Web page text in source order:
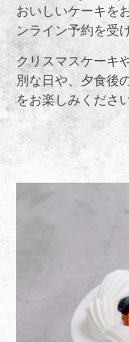
おいしいケーキを
ンライン予約を受
クリスマスケーキ
別な日や、夕食後
をお楽しみください